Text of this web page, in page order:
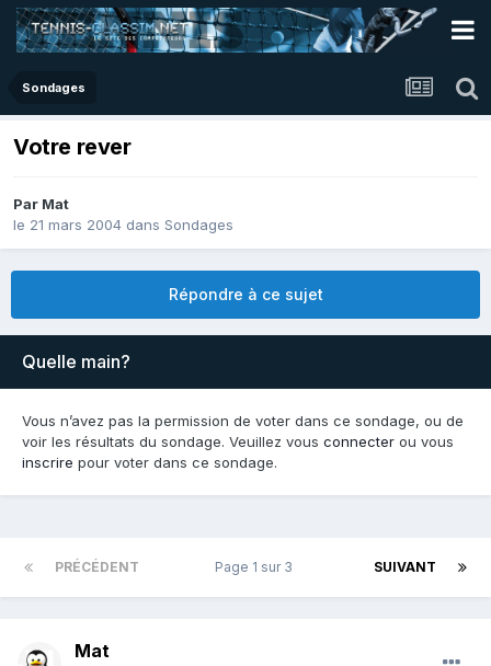
Sondages
Votre rever
Par Mat
le 21 mars 2004 dans Sondages
Répondre à ce sujet
Quelle main?
Vous n’avez pas la permission de voter dans ce sondage, ou de
voir les résultats du sondage. Veuillez vous connecter ou vous
inscrire pour voter dans ce sondage.
PRÉCÉDENT SUIVANT
Page 1 sur 3
Mat